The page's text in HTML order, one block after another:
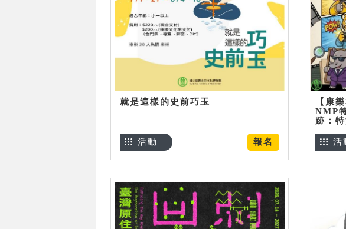
就是這樣的史前巧玉
報名
活動
【康
NMP
跡：
活